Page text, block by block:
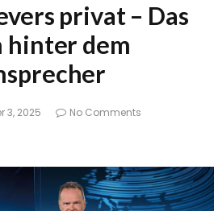
privat – Das
hinter dem
3, 2025
No Comments